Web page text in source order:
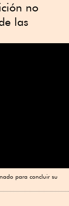
no
las
para concluir su